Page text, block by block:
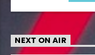
NEXT ON AIR